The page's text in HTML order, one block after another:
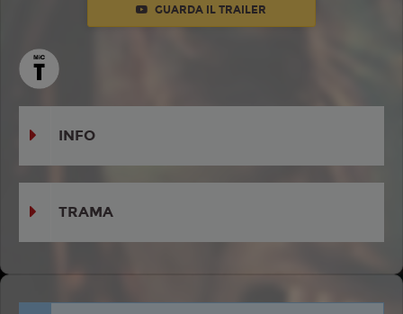
GUARDA IL TRAILER
INFO
TRAMA